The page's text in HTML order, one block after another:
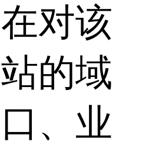
对该
的域
、业